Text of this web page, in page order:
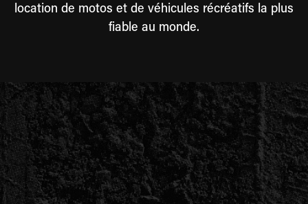
location de motos et de véhicules récréatifs la plus
fiable au monde.